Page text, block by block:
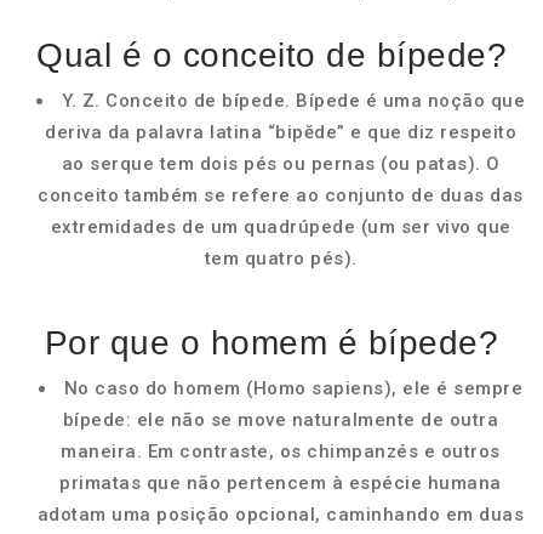
Qual é o conceito de bípede?
Y. Z. Conceito de bípede. Bípede é uma noção que
deriva da palavra latina “bipĕde” e que diz respeito
ao serque tem dois pés ou pernas (ou patas). O
conceito também se refere ao conjunto de duas das
extremidades de um quadrúpede (um ser vivo que
tem quatro pés).
Por que o homem é bípede?
No caso do homem (Homo sapiens), ele é sempre
bípede: ele não se move naturalmente de outra
maneira. Em contraste, os chimpanzés e outros
primatas que não pertencem à espécie humana
adotam uma posição opcional, caminhando em duas